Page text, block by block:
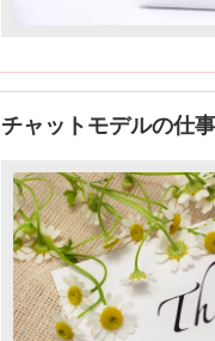
チャットモデルの仕